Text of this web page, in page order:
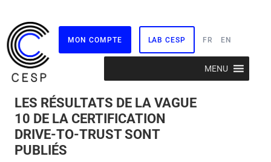
MON COMPTE LAB CESP FR EN
MENU
LES RÉSULTATS DE LA VAGUE
10 DE LA CERTIFICATION
DRIVE-TO-TRUST SONT
PUBLIÉS